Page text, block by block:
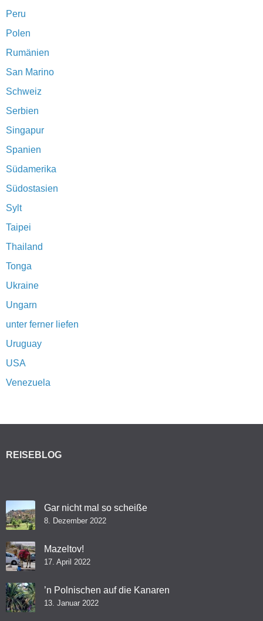
Peru
Polen
Rumänien
San Marino
Schweiz
Serbien
Singapur
Spanien
Südamerika
Südostasien
Sylt
Taipei
Thailand
Tonga
Ukraine
Ungarn
unter ferner liefen
Uruguay
USA
Venezuela
REISEBLOG
Gar nicht mal so scheiße
8. Dezember 2022
Mazeltov!
17. April 2022
’n Polnischen auf die Kanaren
13. Januar 2022